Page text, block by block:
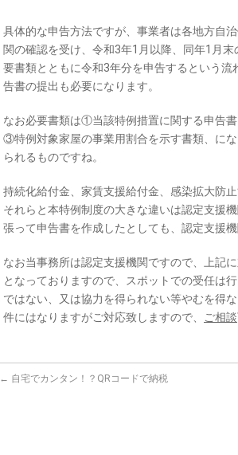
具体的な申告方法ですが、事業者は各地方自
関の確認を受け、令和3年1月以降、同年1月
要書類とともに令和3年分を申告するという
告書の提出も必要になります。
なお必要書類は①当該特例措置に関する申告
③特例対象家屋の事業用割合を示す書類、に
られるものですね。
持続化給付金、家賃支援給付金、感染拡大防
それらと本特例制度の大きな違いは認定支援
張って申告書を作成したとしても、認定支援
なお当事務所は認定支援機関ですので、上記
となっておりますので、スポットでの受任は
ではない、又は協力を得られない等やむを得
件にはなりますがご対応致しますので、
ご相談
← 自宅でカンタン！？QRコードで納税